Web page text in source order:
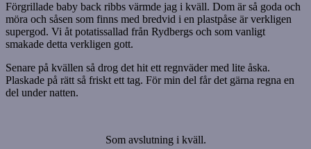
Förgrillade baby back ribbs värmde jag i kväll. Dom är så goda och
möra och såsen som finns med bredvid i en plastpåse är verkligen
supergod. Vi åt potatissallad från Rydbergs och som vanligt
smakade detta verkligen gott.
Senare på kvällen så drog det hit ett regnväder med lite åska.
Plaskade på rätt så friskt ett tag. För min del får det gärna regna en
del under natten.
Som avslutning i kväll.